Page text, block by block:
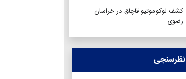
کشف لوکوموتیو قاچاق در خراسان
رضوی
نظرسنجی